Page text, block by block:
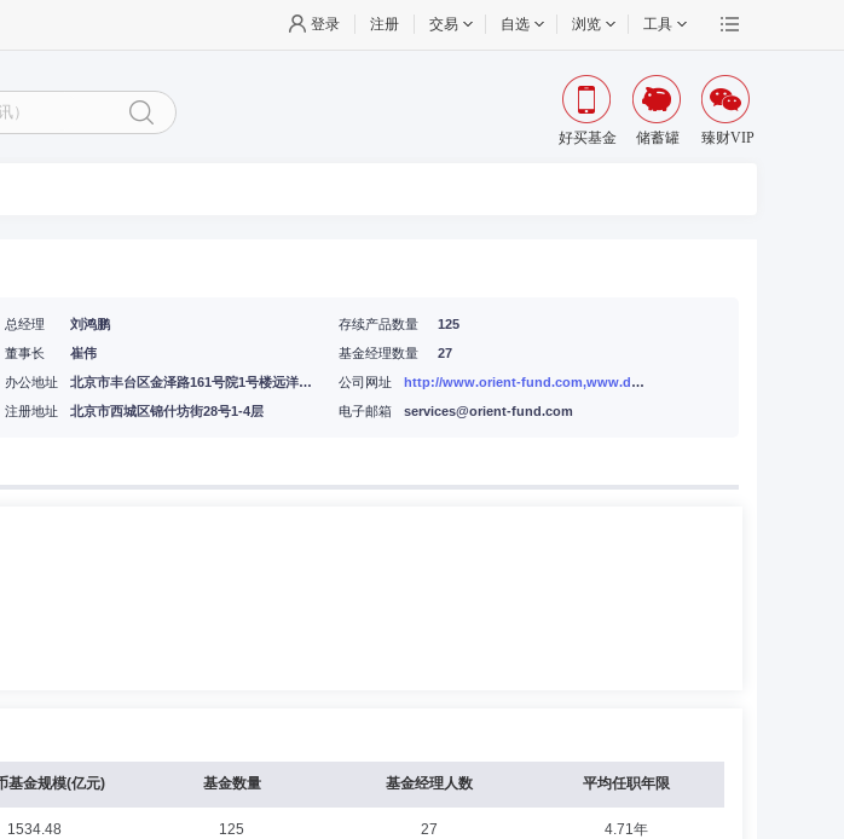
登录 注册 交易 自选 浏览 工具
好买基金 储蓄罐 臻财VIP
总经理
刘鸿鹏
董事长
崔伟
存续产品数量
125
基金经理数量
27
办公地址
北京市丰台区金泽路161号院1号楼远洋锐中心26层
注册地址
北京市西城区锦什坊街28号1-4层
公司网址
http://www.orient-fund.com,www.df5888.com
电子邮箱
services@orient-fund.com
基金规模(亿元) 基金数量 基金经理人数 平均任职年限
1534.48 125 27 4.71年